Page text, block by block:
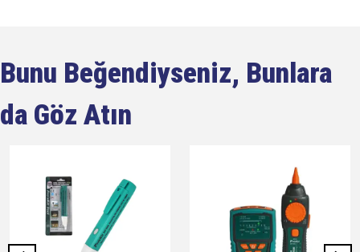
Bunu Beğendiyseniz, Bunlara
da Göz Atın